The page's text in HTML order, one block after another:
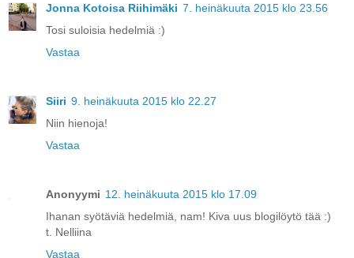
Jonna Kotoisa Riihimäki 7. heinäkuuta 2015 klo 23.56
Tosi suloisia hedelmiä :)
Vastaa
Siiri 9. heinäkuuta 2015 klo 22.27
Niin hienoja!
Vastaa
Anonyymi 12. heinäkuuta 2015 klo 17.09
Ihanan syötäviä hedelmiä, nam! Kiva uus blogilöytö tää :)
t. Nelliina
Vastaa